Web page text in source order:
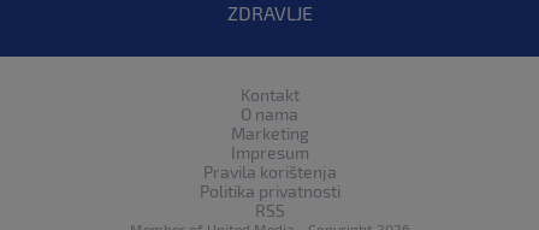
ZDRAVLJE
Kontakt
O nama
Marketing
Impresum
Pravila korištenja
Politika privatnosti
RSS